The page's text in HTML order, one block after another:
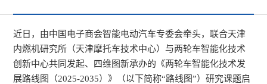
近日，由中国电子商会智能电动汽车专委会牵头，联合天津
内燃机研究所（天津摩托车技术中心）与两轮车智能化技术
创新中心共同发起、四维图新承办的《两轮车智能化技术发
展路线图（2025-2035）》（以下简称“路线图”）研究课题启